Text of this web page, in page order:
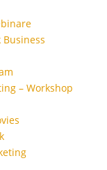
– Workshop